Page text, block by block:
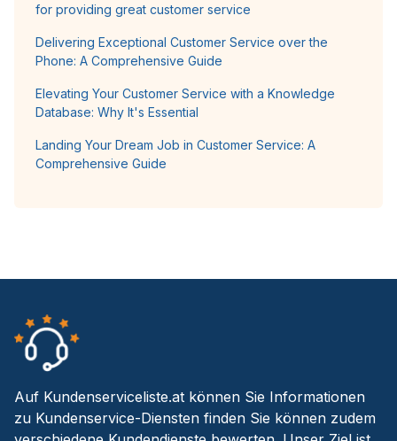
for providing great customer service
Delivering Exceptional Customer Service over the
Phone: A Comprehensive Guide
Elevating Your Customer Service with a Knowledge
Database: Why It's Essential
Landing Your Dream Job in Customer Service: A
Comprehensive Guide
Auf Kundenserviceliste.at können Sie Informationen
zu Kundenservice-Diensten finden Sie können zudem